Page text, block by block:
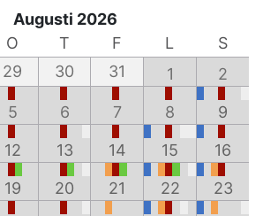
Augusti 2026
O T F L
S
29 30 31 1 2
5 6 7 8 9
12 13 14 15 16
19 20 21 22 23